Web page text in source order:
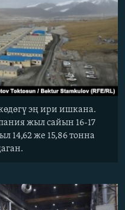
эң ири ишкана.
жыл сайын 16-17
14,62 же 15,86 тонна